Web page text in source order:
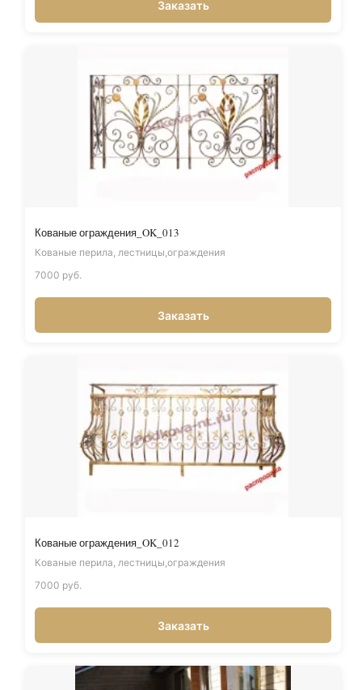
Заказать
Кованые ограждения_OK_013
Кованые перила, лестницы,ограждения
7000 руб.
Заказать
Кованые ограждения_OK_012
Кованые перила, лестницы,ограждения
7000 руб.
Заказать